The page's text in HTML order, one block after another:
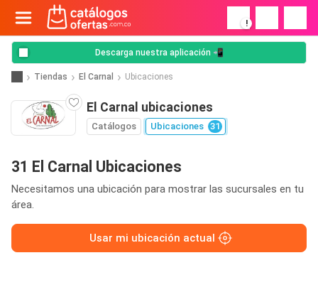
!
Descarga nuestra aplicación 📲
Tiendas El Carnal Ubicaciones
El Carnal ubicaciones
Catálogos Ubicaciones 31
31 El Carnal Ubicaciones
Necesitamos una ubicación para mostrar las sucursales en tu
área.
Usar mi ubicación actual